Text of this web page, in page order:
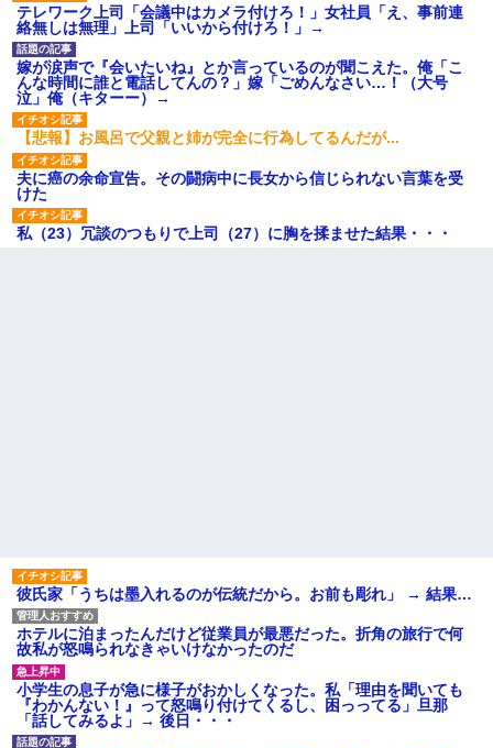
テレワーク上司「会議中はカメラ付けろ！」女社員「え、事前連
絡無しは無理」上司「いいから付けろ！」→
嫁が涙声で『会いたいね』とか言っているのが聞こえた。俺「こ
んな時間に誰と電話してんの？」嫁「ごめんなさい…！（大号
泣」俺（キターー）→
【悲報】お風呂で父親と姉が完全に行為してるんだが...
夫に癌の余命宣告。その闘病中に長女から信じられない言葉を受
けた
私（23）冗談のつもりで上司（27）に胸を揉ませた結果・・・
彼氏家「うちは墨入れるのが伝統だから。お前も彫れ」 → 結果…
ホテルに泊まったんだけど従業員が最悪だった。折角の旅行で何
故私が怒鳴られなきゃいけなかったのだ
小学生の息子が急に様子がおかしくなった。私「理由を聞いても
『わかんない！』って怒鳴り付けてくるし、困っってる」旦那
「話してみるよ」→ 後日・・・